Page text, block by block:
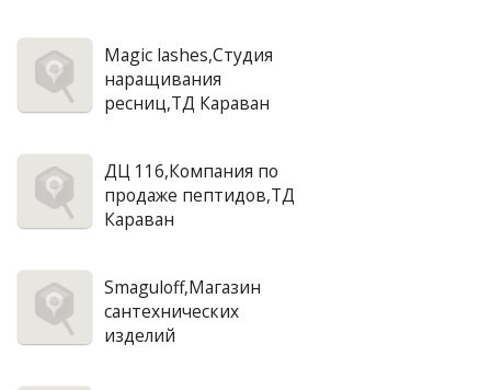
Magic lashes,Студия
наращивания
ресниц,ТД Караван
ДЦ 116,Компания по
продаже пептидов,ТД
Караван
Smaguloff,Магазин
сантехнических
изделий